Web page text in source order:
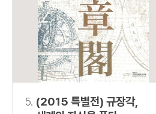
5. (2015 특별전) 규장각,